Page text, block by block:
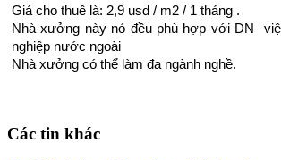
Giá cho thuê là: 2,9 usd / m2 / 1 tháng .
Nhà xưởng này nó đều phù hợp với DN
nghiệp nước ngoài
Nhà xưởng có thể làm đa ngành nghề.
Các tin khác